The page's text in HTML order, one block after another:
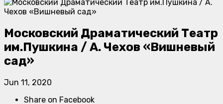
Московский Драматический Театр
им.Пушкина / А. Чехов «Вишневый
сад»
Jun 11, 2020
Share on Facebook